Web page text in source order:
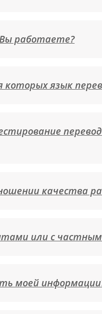
работаете?
язык
качества
или с
моей